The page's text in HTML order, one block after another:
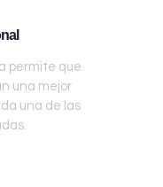
permite que
una mejor
una de las